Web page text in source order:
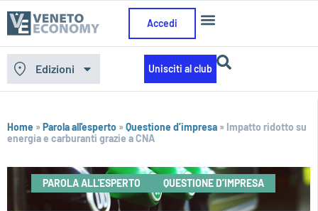
Accedi
Edizioni Unisciti al club
Home »Parola all'esperto »Questione d’impresa » Impatto ridotto su
energia e carburanti grazie a CNA
PAROLA ALL'ESPERTO QUESTIONE D’IMPRESA